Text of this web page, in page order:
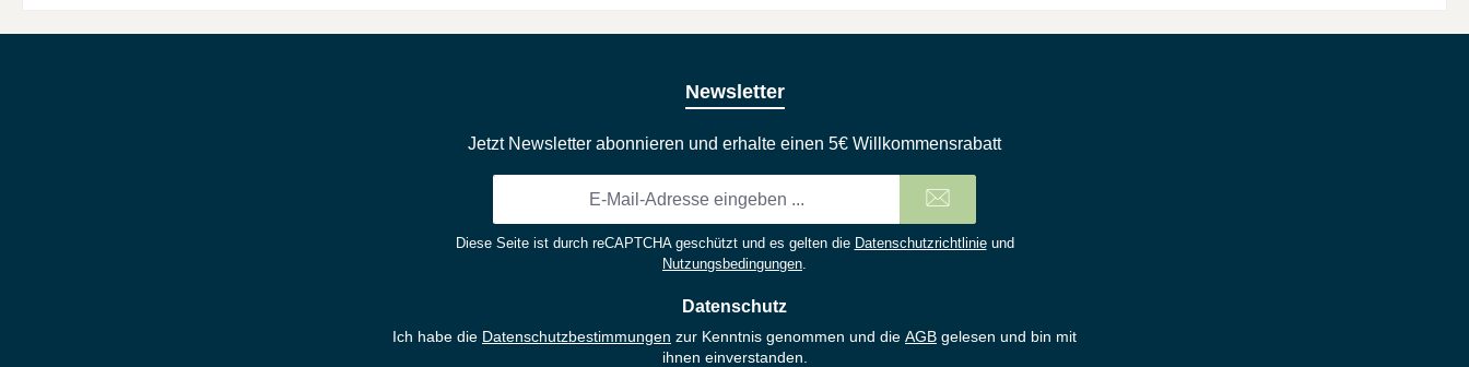
Newsletter
Jetzt Newsletter abonnieren und erhalte einen 5€ Willkommensrabatt
*
Diese Seite ist durch reCAPTCHA geschützt und es gelten die Datenschutzrichtlinieund
Nutzungsbedingungen
Datenschutz
Ich habe die Datenschutzbestimmungen zur Kenntnis genommen und die AGB gelesen und bin mit
ihnen einverstanden.